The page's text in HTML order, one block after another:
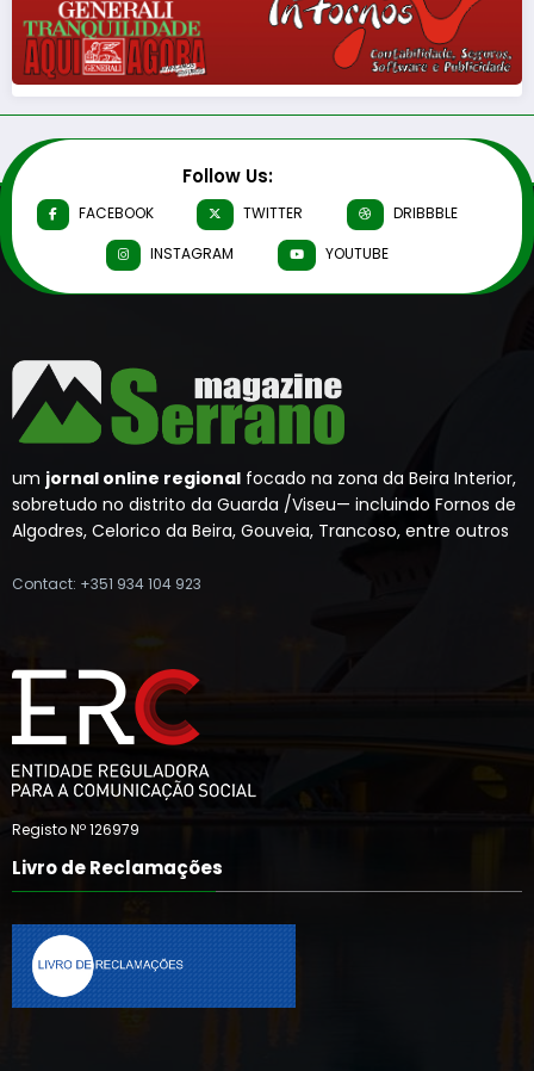
Follow Us:
FACEBOOK TWITTER
DRIBBBLE
INSTAGRAM
YOUTUBE
um jornal online regional focado na zona da Beira Interior,
sobretudo no distrito da Guarda /Viseu— incluindo Fornos de
Algodres, Celorico da Beira, Gouveia, Trancoso, entre outros
Contact: +351 934 104 923
Registo Nº 126979
Livro de Reclamações